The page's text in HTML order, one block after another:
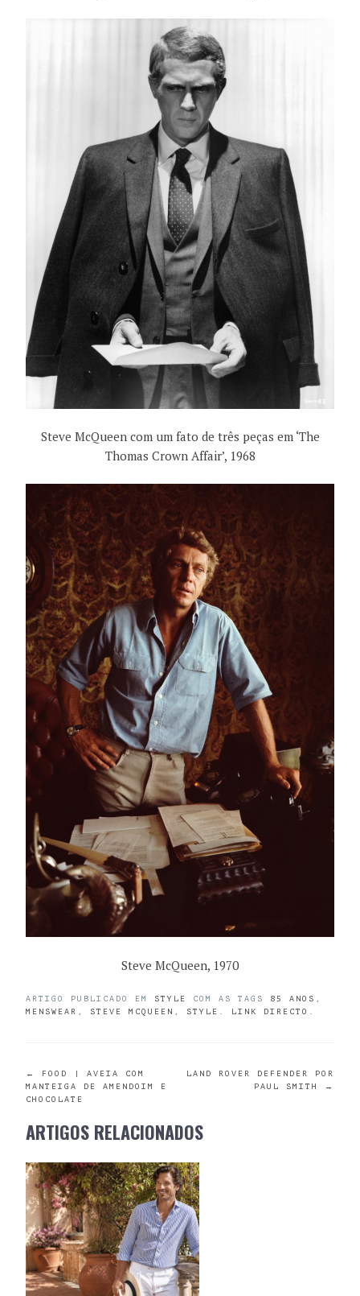
Steve McQueen com um fato de três peças em ‘The
Thomas Crown Affair’, 1968
Steve McQueen, 1970
ARTIGO PUBLICADO EM STYLE COM AS TAGS 85 ANOS ,
MENSWEAR , STEVE MCQUEEN , STYLE . LINK DIRECTO .
POST
NAVIGATION
←
FOOD | AVEIA COM
MANTEIGA DE AMENDOIM E
CHOCOLATE
LAND ROVER DEFENDER POR
PAUL SMITH
→
ARTIGOS RELACIONADOS